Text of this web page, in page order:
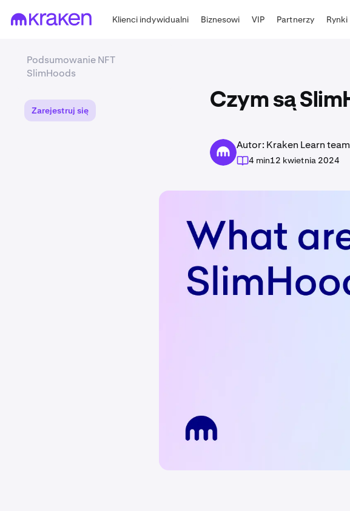
Klienci indywidualni Biznesowi VIP Partnerzy Rynki
Czym są
Autor: Kraken Learn team
4 min12 kwietnia 2024
Podsumowanie NFT
SlimHoods
Zarejestruj się